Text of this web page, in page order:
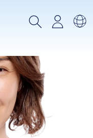
搜索登录选